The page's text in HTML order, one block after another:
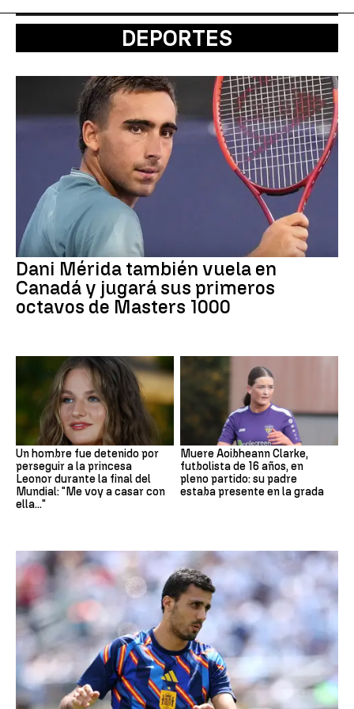
DEPORTES
Dani Mérida también vuela en
Canadá y jugará sus primeros
octavos de Masters 1000
Un hombre fue detenido por
perseguir a la princesa
Leonor durante la final del
Mundial: "Me voy a casar con
ella..."
Muere Aoibheann Clarke,
futbolista de 16 años, en
pleno partido: su padre
estaba presente en la grada